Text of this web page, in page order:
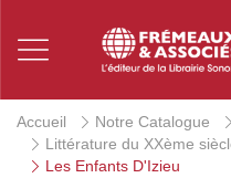
Accueil Notre Catalogue
Littérature du XXème
Les Enfants D'Izieu